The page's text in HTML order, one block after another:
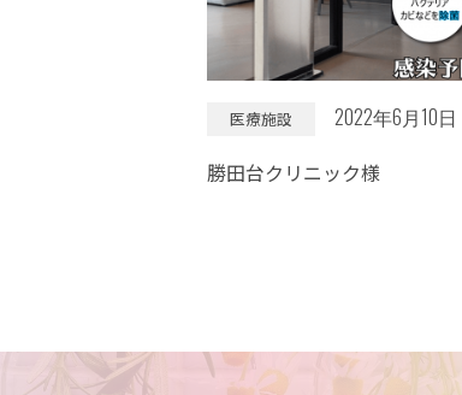
医療施設
2022年6月10日
勝田台クリニック様